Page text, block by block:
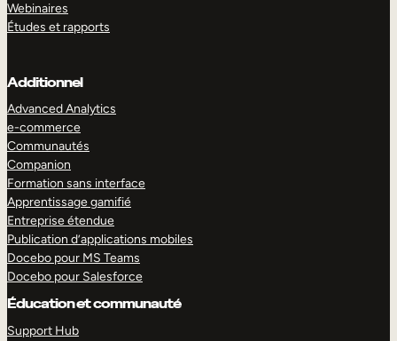
Webinaires
Études et rapports
Additionnel
Advanced Analytics
e-commerce
Communautés
Companion
Formation sans interface
Apprentissage gamifié
Entreprise étendue
Publication d’applications mobiles
Docebo pour MS Teams
Docebo pour Salesforce
Éducation et communauté
Support Hub